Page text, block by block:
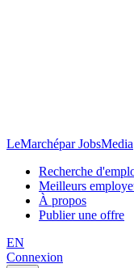
LeMarchépar JobsMedia
Recherche
Meilleurs
À propos
Publier une offre
EN
Connexion